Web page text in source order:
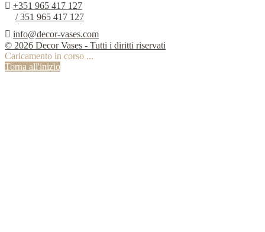
 +351 965 417 127
/ 351 965 417 127
 info@decor-vases.com
© 2026 Decor Vases - Tutti i diritti riservati
Caricamento in corso ...
Torna all'inizio